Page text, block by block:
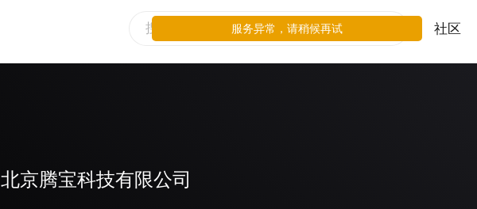
社区
北京腾宝科技有限公司
服务异常，请稍候再试